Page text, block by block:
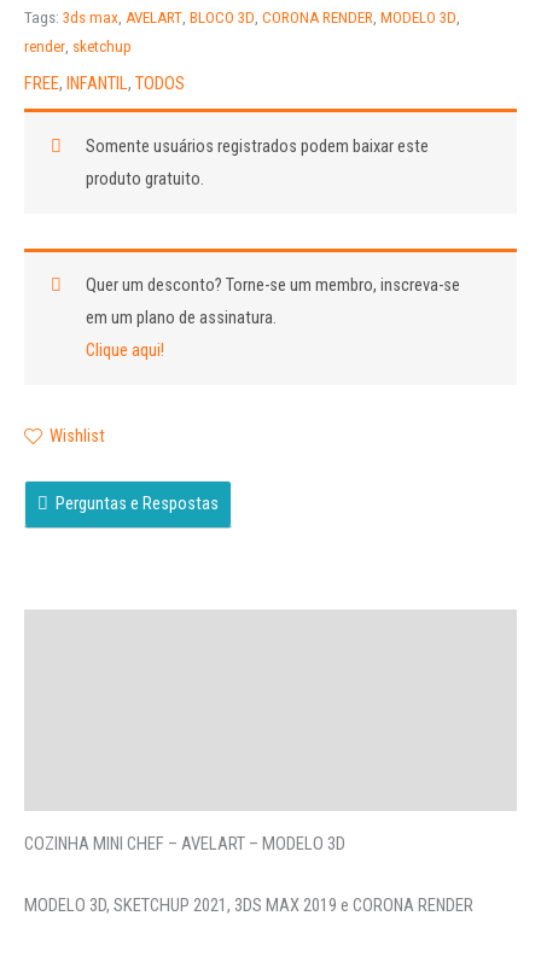
Tags: 3ds max, AVELART, BLOCO 3D, CORONA RENDER, MODELO 3D,
render, sketchup
FREE, INFANTIL, TODOS
Somente usuários registrados podem baixar este
produto gratuito.
Quer um desconto?Torne-se um membro, inscreva-se
em um plano de assinatura.
Clique aqui!
Wishlist
Perguntas e Respostas
COZINHA MINI CHEF – AVELART – MODELO 3D
MODELO 3D, SKETCHUP 2021, 3DS MAX 2019 e CORONA RENDER